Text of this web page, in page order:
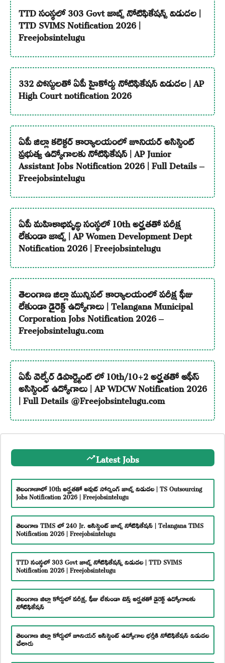
TTD సంస్థలో 303 Govt జాబ్స్ నోటిఫికేషన్స్ విడుదల |
TTD SVIMS Notification 2026 |
Freejobsintelugu
332 పోస్టులతో ఏపీ హైకోర్టు నోటిఫికేషన్ విడుదల | AP
High Court notification 2026
ఏపీ జిల్లా కలెక్టర్ కార్యాలయంలో జూనియర్ అసిస్టెంట్
ప్రభుత్వ ఉద్యోగాలకు నోటిఫికేషన్ | AP Junior
Assistant Jobs Notification 2026 | Full Details –
Freejobsintelugu
ఏపీ మహిళాభివృద్ధి సంస్థలో 10th అర్హతతో పరీక్ష
లేకుండా జాబ్స్ | AP Women Development Dept
Notification 2026 | Freejobsintelugu
తెలంగాణ జిల్లా మున్సిపల్ కార్యాలయంలో పరీక్ష ఫీజు
లేకుండా డైరెక్ట్ ఉద్యోగాలు | Telangana Municipal
Corporation Jobs Notification 2026 –
Freejobsintelugu.com
ఏపీ వెల్ఫేర్ డిపార్ట్మెంట్ లో 10th/10+2 అర్హతతో ఆఫీస్
అసిస్టెంట్ ఉద్యోగాలు | AP WDCW Notification 2026
| Full Details @Freejobsintelugu.com
Latest Jobs
తెలంగాణాలో 10th అర్హతతో అవుట్ సోర్సింగ్ జాబ్స్ విడుదల | TS Outsourcing
Jobs Notification 2026 | Freejobsintelugu
తెలంగాణ TIMS లో 240 Jr. అసిస్టెంట్ జాబ్స్ నోటిఫికేషన్ | Telangana TIMS
Notification 2026 | Freejobsintelugu
TTD సంస్థలో 303 Govt జాబ్స్ నోటిఫికేషన్స్ విడుదల | TTD SVIMS
Notification 2026 | Freejobsintelugu
తెలంగాణ జిల్లా కోర్టులో పరీక్ష, ఫీజు లేకుండా టెన్త్ అర్హతతో డైరెక్ట్ ఉద్యోగాలకు
నోటిఫికేషన్
తెలంగాణ జిల్లా కోర్టులో జూనియర్ అసిస్టెంట్ ఉద్యోగాల భర్తీకి నోటిఫికేషన్ విడుదల
చేశారు